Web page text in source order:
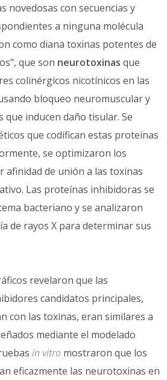
novedosas con secuencias y
a ninguna molécula
como diana toxinas potentes de
que son neurotoxinas que
colinérgicos nicotínicos en las
bloqueo neuromuscular y
que inducen daño tisular. Se
que codifican estas proteínas
se optimizaron los
afinidad de unión a las toxinas
Las proteínas inhibidoras se
bacteriano y se analizaron
de rayos X para determinar sus
revelaron que las
candidatos principales,
con las toxinas, eran similares a
mediante el modelado
in vitro mostraron que los
eficazmente las neurotoxinas en